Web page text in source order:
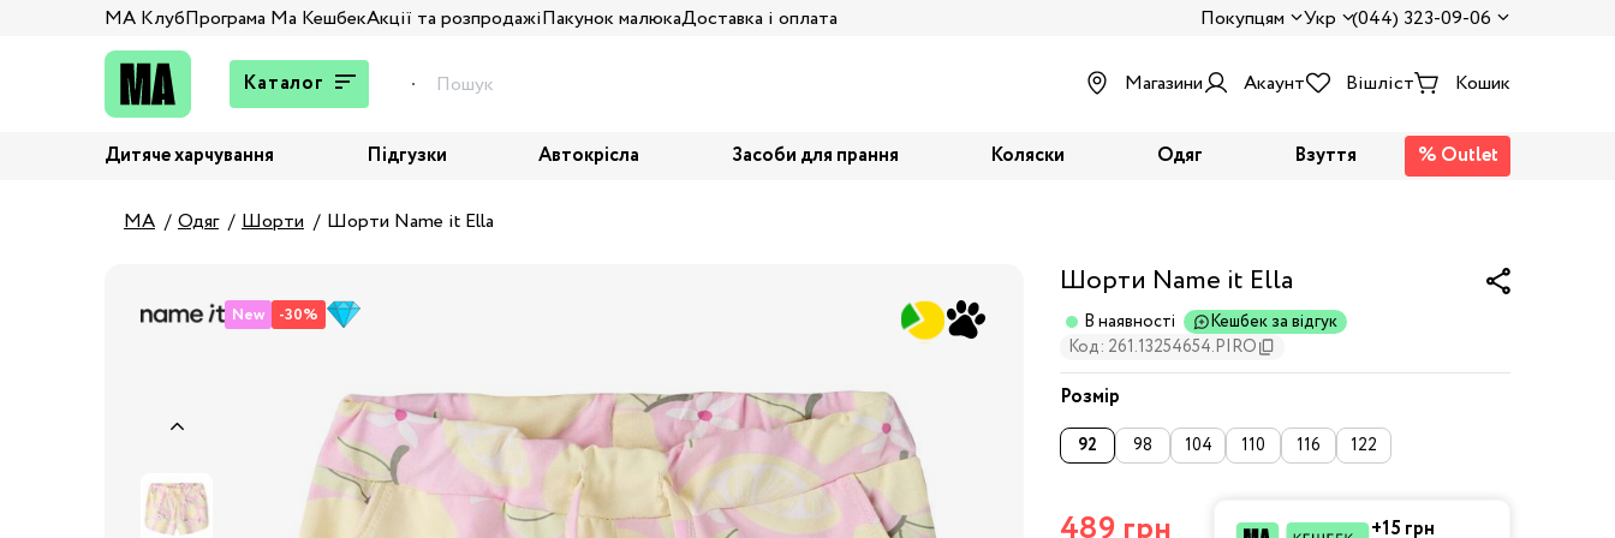
МА КлубПрограма Ма КешбекАкції та розпродажіПакунок малюкаДоставка і оплата Покупцям Укр (044) 323-09-06
Каталог
Штани та джинси
Жакети та піджаки
Кардигани та світшоти
Комбінезони,
комплекти, боді
Костюми
Купальники та плавки
Магазини Акаунт Вішліст Кошик
Дитяче харчування Підгузки Автокрісла Засоби для прання Коляски Одяг Взуття % Outlet
MA Одяг Шорти Шорти Name it Ella
New -30%
Шорти Name it Ella
В наявності
Кешбек за відгук
Код: 261.13254654.PIRO
Розмір
92 98 104 110 116 122
489 грн +15 грн